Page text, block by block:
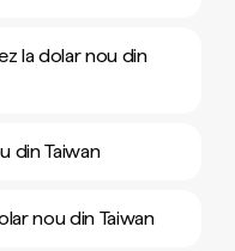
la dolar nou din
din Taiwan
nou din Taiwan